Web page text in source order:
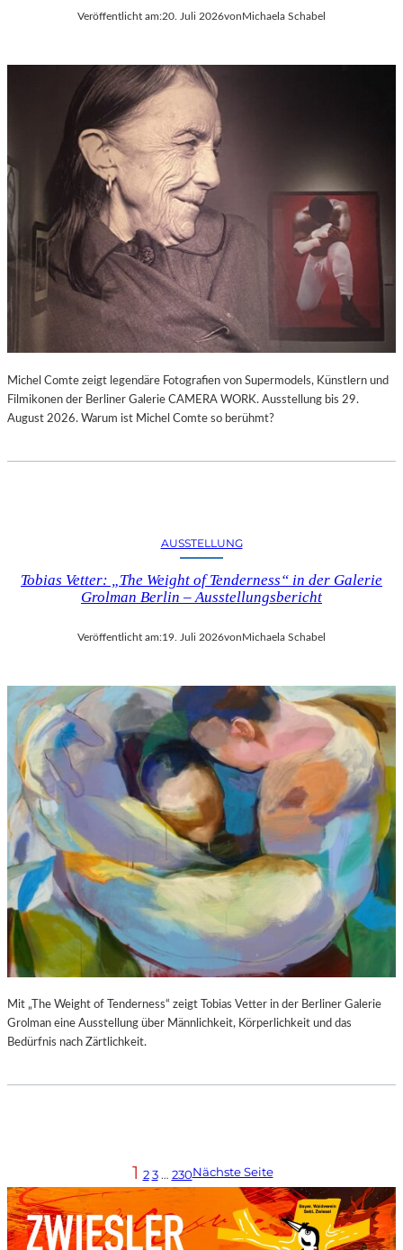
Veröffentlicht am:20. Juli 2026vonMichaela Schabel
Michel Comte zeigt legendäre Fotografien von Supermodels, Künstlern und
Filmikonen der Berliner Galerie CAMERA WORK. Ausstellung bis 29.
August 2026. Warum ist Michel Comte so berühmt?
AUSSTELLUNG
Tobias Vetter: „The Weight of Tenderness“ in der Galerie
Grolman Berlin – Ausstellungsbericht
Veröffentlicht am:19. Juli 2026vonMichaela Schabel
Mit „The Weight of Tenderness“ zeigt Tobias Vetter in der Berliner Galerie
Grolman eine Ausstellung über Männlichkeit, Körperlichkeit und das
Bedürfnis nach Zärtlichkeit.
1 2 3 … 230Nächste Seite